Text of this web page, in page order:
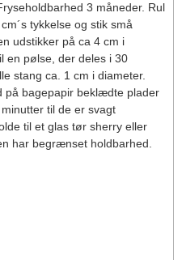
3 måneder. Rul
tykkelse og stik små
udstikker på ca 4 cm i
en pølse, der deles i 30
stang ca. 1 cm i diameter.
på bagepapir beklædte plader
til de er svagt
til et glas tør sherry eller
har begrænset holdbarhed.